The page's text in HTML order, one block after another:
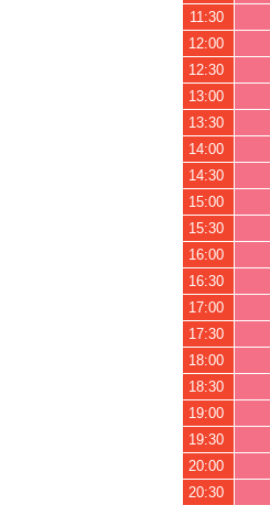
11:30
12:00
12:30
13:00
13:30
14:00
14:30
15:00
15:30
16:00
16:30
17:00
17:30
18:00
18:30
19:00
19:30
20:00
20:30